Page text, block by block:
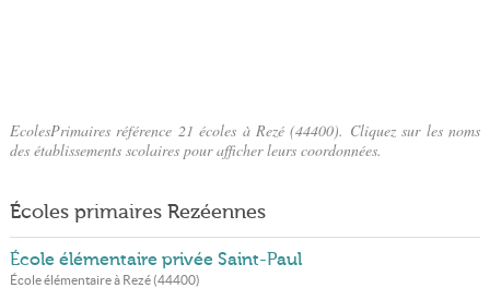
EcolesPrimaires référence 21 écoles à Rezé (44400). Cliquez sur les noms
des établissements scolaires pour afficher leurs coordonnées.
Écoles primaires Rezéennes
École élémentaire privée Saint-Paul
École élémentaire à Rezé(44400)